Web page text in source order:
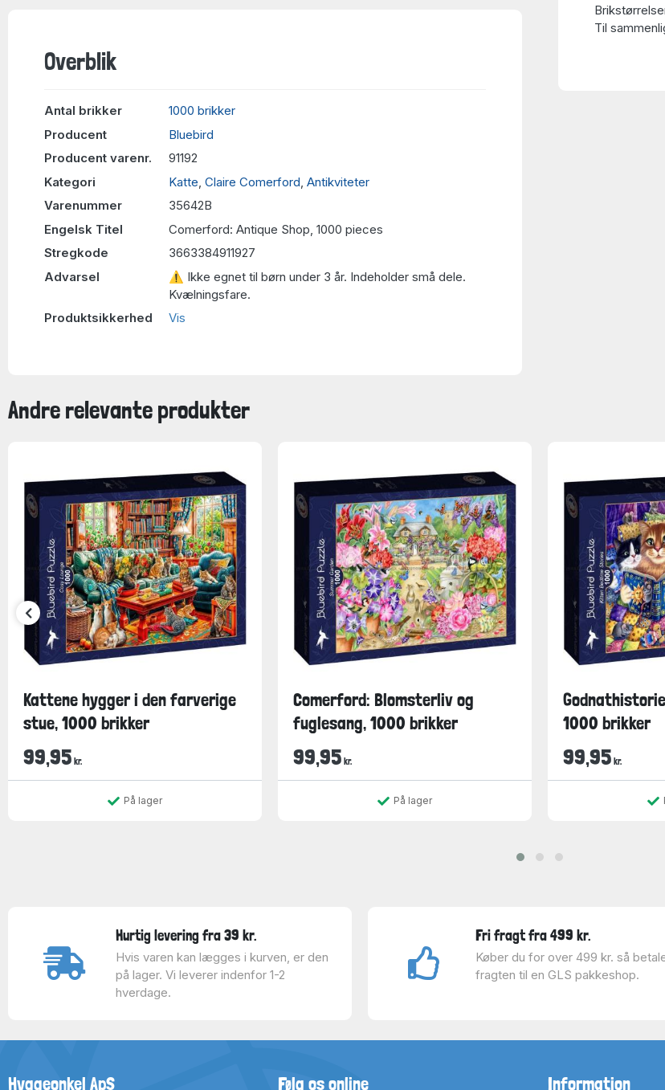
Overblik
Antal brikker
1000 brikker
Producent
Bluebird
Producent varenr.
91192
Kategori
Katte Claire Comerford Antikviteter
Varenummer
35642B
Engelsk Titel
Comerford: Antique Shop, 1000 pieces
Stregkode
3663384911927
Advarsel
⚠ Ikke egnet til børn under 3 år. Indeholder små dele.
Kvælningsfare.
Produktsikkerhed
Vis
Til
Andre relevante produkter
Kattene hygger i den farverige
stue, 1000 brikker
99,95 kr.
På lager
Comerford: Blomsterliv og
fuglesang, 1000 brikker
99,95 kr.
På lager
1000 brikker
99,95 kr.
Hurtig levering fra 39 kr.
Hvis varen kan lægges i kurven, er den
på lager. Vi leverer indenfor 1-2
hverdage.
Fri fragt fra 499 kr.
Køber du for over 499 kr. så
fragten til en GLS pakkeshop.
Hyggeonkel ApS Følg os online Information